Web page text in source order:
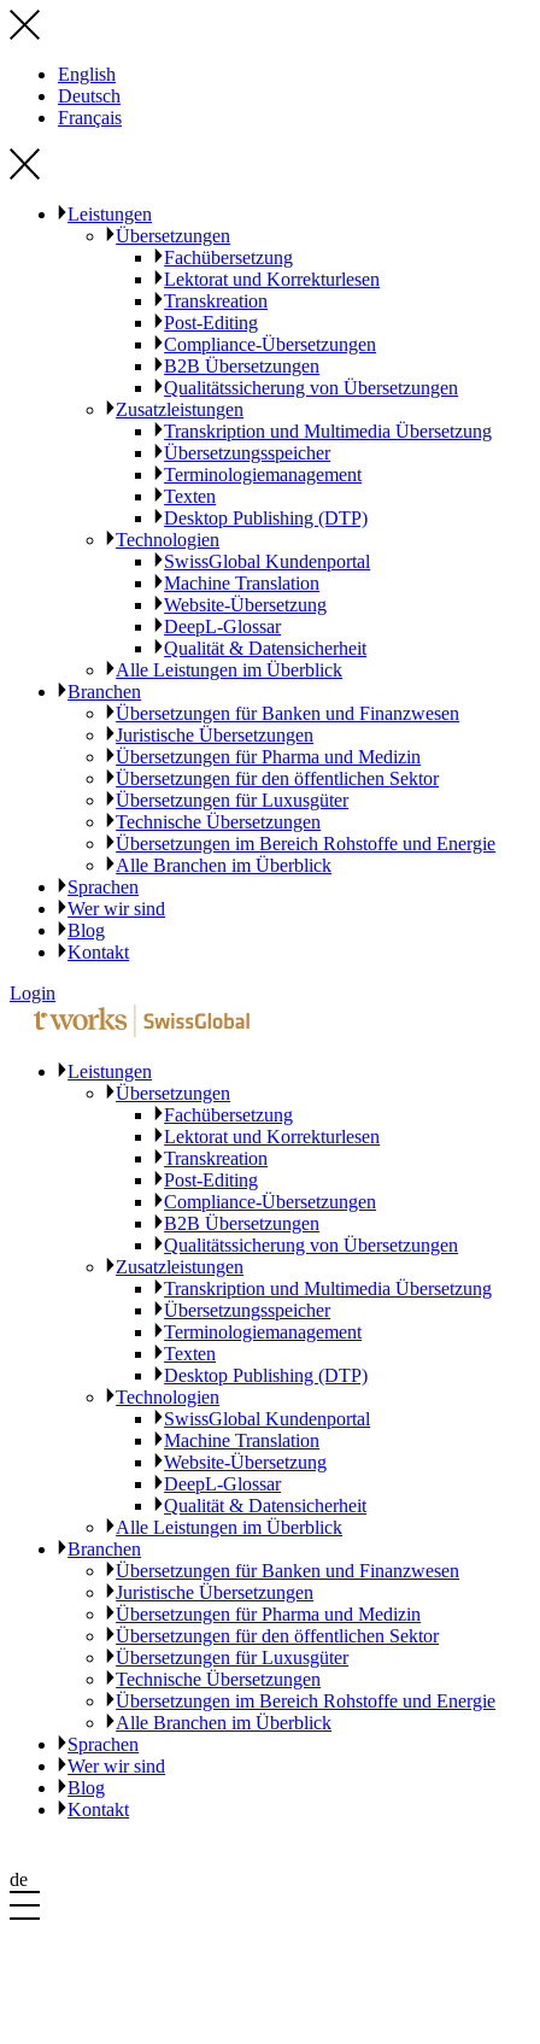
English
Deutsch
Français
Leistungen
Übersetzungen
Fachübersetzung
Lektorat und Korrekturlesen
Transkreation
Post-Editing
Compliance-Übersetzungen
B2B Übersetzungen
Qualitätssicherung von Übersetzungen
Zusatzleistungen
Transkription und Multimedia Übersetzung
Übersetzungsspeicher
Terminologiemanagement
Texten
Desktop Publishing (DTP)
Technologien
SwissGlobal Kundenportal
Machine Translation
Website-Übersetzung
DeepL-Glossar
Qualität & Datensicherheit
Alle Leistungen im Überblick
Branchen
Übersetzungen für Banken und Finanzwesen
Juristische Übersetzungen
Übersetzungen für Pharma und Medizin
Übersetzungen für den öffentlichen Sektor
Übersetzungen für Luxusgüter
Technische Übersetzungen
Übersetzungen im Bereich Rohstoffe und Energie
Alle Branchen im Überblick
Sprachen
Wer wir sind
Blog
Kontakt
Login
Leistungen
Übersetzungen
Fachübersetzung
Lektorat und Korrekturlesen
Transkreation
Post-Editing
Compliance-Übersetzungen
B2B Übersetzungen
Qualitätssicherung von Übersetzungen
Zusatzleistungen
Transkription und Multimedia Übersetzung
Übersetzungsspeicher
Terminologiemanagement
Texten
Desktop Publishing (DTP)
Technologien
SwissGlobal Kundenportal
Machine Translation
Website-Übersetzung
DeepL-Glossar
Qualität & Datensicherheit
Alle Leistungen im Überblick
Branchen
Übersetzungen für Banken und Finanzwesen
Juristische Übersetzungen
Übersetzungen für Pharma und Medizin
Übersetzungen für den öffentlichen Sektor
Übersetzungen für Luxusgüter
Technische Übersetzungen
Übersetzungen im Bereich Rohstoffe und Energie
Alle Branchen im Überblick
Sprachen
Wer wir sind
Blog
Kontakt
de